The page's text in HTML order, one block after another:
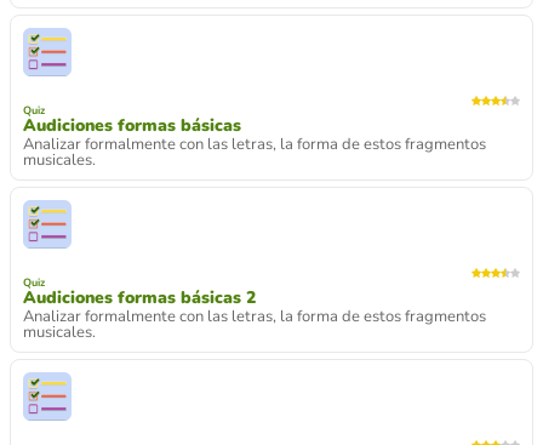
Quiz
Audiciones formas básicas
Analizar formalmente con las letras, la forma de estos fragmentos
musicales.
Quiz
Audiciones formas básicas 2
Analizar formalmente con las letras, la forma de estos fragmentos
musicales.